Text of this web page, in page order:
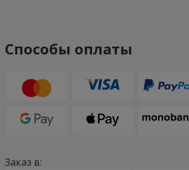
Способы оплаты
Заказ в: